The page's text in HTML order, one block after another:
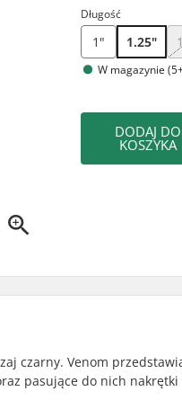
Długość
1" 1.25"
W magazynie
DODAJ DO
KOSZYKA
czarny. Venom
pasujące do nich nakrętki